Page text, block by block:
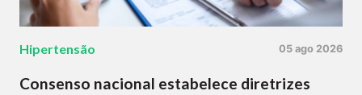
Hipertensão 05 ago 2026
Consenso nacional estabelece diretrizes